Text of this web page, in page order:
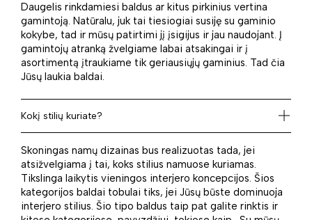
Daugelis rinkdamiesi baldus ar kitus pirkinius vertina
gamintoją. Natūralu, juk tai tiesiogiai susiję su gaminio
kokybe, tad ir mūsų patirtimi jį įsigijus ir jau naudojant. Į
gamintojų atranką žvelgiame labai atsakingai ir į
asortimentą įtraukiame tik geriausiųjų gaminius. Tad čia
Jūsų laukia baldai.
Kokį stilių kuriate?
Skoningas namų dizainas bus realizuotas tada, jei
atsižvelgiama į tai, koks stilius namuose kuriamas.
Tikslinga laikytis vieningos interjero koncepcijos. Šios
kategorijos baldai tobulai tiks, jei Jūsų būste dominuoja
interjero stilius. Šio tipo baldus taip pat galite rinktis ir